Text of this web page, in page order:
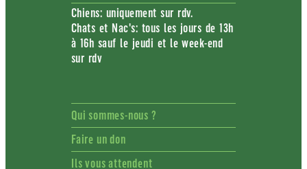
Chiens: uniquement sur rdv.
Chats et Nac's: tous les jours de 13h
à 16h sauf le jeudi et le week-end
sur rdv
Qui sommes-nous ?
Faire un don
Ils vous attendent